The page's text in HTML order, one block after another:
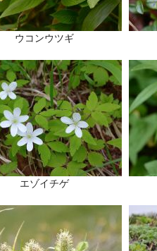
ウコンウツギ
エゾイチゲ